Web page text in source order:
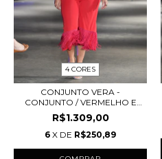
4 CORES
CONJUNTO VERA -
CONJUNTO / VERMELHO E
RO...
R$1.309,00
6 X DE R$250,89